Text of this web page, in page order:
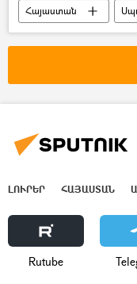
Հայաստան
ԼՈՒՐԵՐ ՀԱՅԱՍՏԱՆ
Rutube